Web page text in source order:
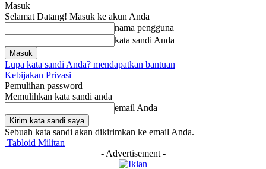
Masuk
Selamat Datang! Masuk ke akun Anda
nama pengguna
kata sandi Anda
Lupa kata sandi Anda? mendapatkan bantuan
Kebijakan Privasi
Pemulihan password
Memulihkan kata sandi anda
email Anda
Sebuah kata sandi akan dikirimkan ke email Anda.
Tabloid Militan
- Advertisement -